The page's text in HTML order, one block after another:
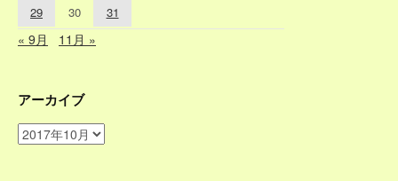
29 30 31
« 9月 11月 »
アーカイブ
ア